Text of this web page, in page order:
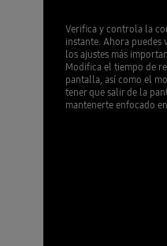
Verifica y controla la
instante. Ahora puedes
los ajustes más
Modifica el tiempo de
pantalla, así como el
tener que salir de la
mantenerte enfocado